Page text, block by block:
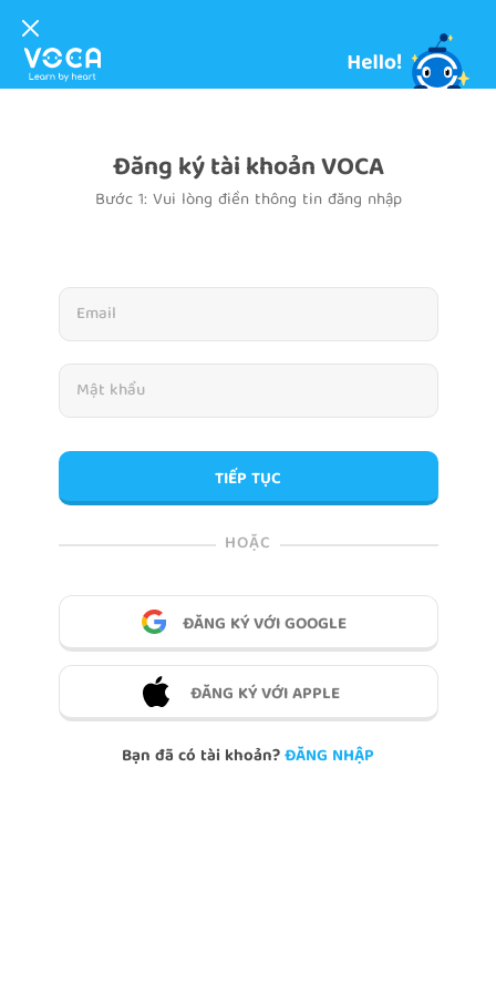
Đăng ký tài khoản VOCA
Bước 1: Vui lòng điền thông tin đăng nhập
TIẾP TỤC
HOẶC
ĐĂNG KÝ VỚI GOOGLE
ĐĂNG KÝ VỚI APPLE
Bạn đã có tài khoản?ĐĂNG NHẬP